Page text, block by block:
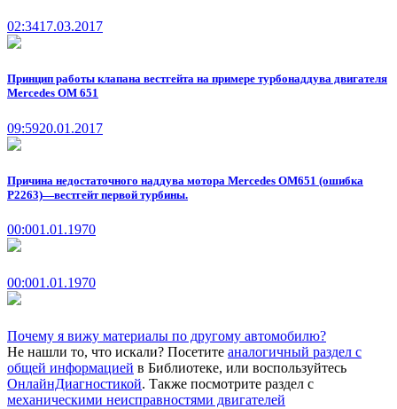
02:3417.03.2017
Принцип работы клапана вестгейта на примере турбонаддува двигателя
Mercedes OM 651
09:5920.01.2017
Причина недостаточного наддува мотора Mercedes OM651 (ошибка
P2263)—вестгейт первой турбины.
00:001.01.1970
00:001.01.1970
Почему я вижу материалы по другому автомобилю?
Не нашли то, что искали? Посетите аналогичный раздел с
общей информацией в Библиотеке, или воспользуйтесь
ОнлайнДиагностикой. Также посмотрите раздел с
механическими неисправностями двигателей